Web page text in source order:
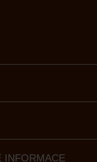
INFORMACE